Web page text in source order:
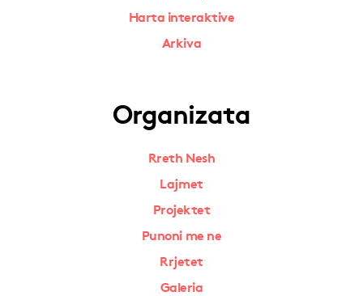
Harta interaktive
Arkiva
Organizata
Rreth Nesh
Lajmet
Projektet
Punoni me ne
Rrjetet
Galeria